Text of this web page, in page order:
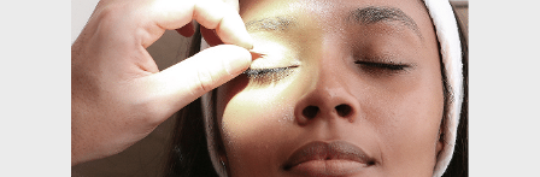
todos que fazem parte dessa
equipe maravilhosa.
Isabela Pessanha